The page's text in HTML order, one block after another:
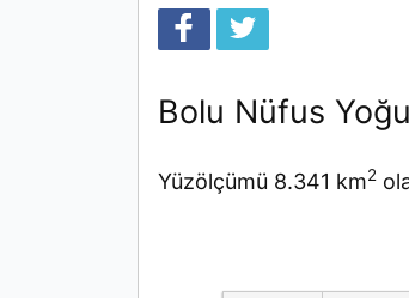
Bolu Nüfus
Yüzölçümü 8.341 km2